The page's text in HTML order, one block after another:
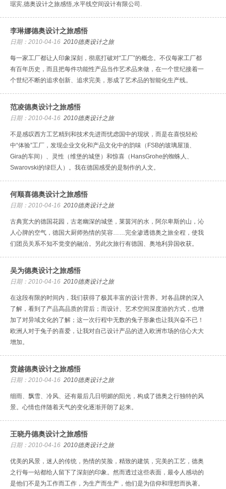
琚宾,德奥设计之旅感悟,水平线空间设计有限公司.
李琳娜德奥设计之旅感悟
日期：2010-04-16 2010德奥设计之旅
每一家工厂都让人印象深刻，彻底打破对“工厂”的概念。不仅每家工厂都
有百年历史，而且把每件功能性产品当作艺术品来做，在一个世纪接着一
个世纪不断的追求创新、追求完美，形成了艺术品的智能化生产线。
范凌德奥设计之旅感悟
日期：2010-04-16 2010德奥设计之旅
不是感叹西方工艺精到和技术先进而忧虑国中的现状，而是在喜悦轻松
中“体验”工厂，发现企业文化和产品文化中的韵味（FSB的玻璃屋顶、
Gira的车间）、灵性（维堡的城堡）和惊喜（HansGrohe的蜘蛛人、
Swarovski的绿巨人）。我在德国感受的是制作的人文。
何顺喜德奥设计之旅感悟
日期：2010-04-16 2010德奥设计之旅
古典宽大的德国花园，古老幽深的城堡，莱茵河的水，阿尔卑斯的山，沁
人心脾的空气，德国大厨师热情的笑容……完全渗透德奥之旅全程，使我
们团员关系不知不觉变的融洽。另此次旅行有德国、奥地利异国收获。
吴为德奥设计之旅感悟
日期：2010-04-16 2010德奥设计之旅
在这段有限的时间内，我们获得了极其丰富的设计营养。对各品牌的深入
了解，看到了产品高品质的背后；而设计、艺术空间深度游的方式，也增
加了对异域文化的了解；这一次行程中无数的兔子形象也让我兴奋不已！
欧洲人对于兔子的喜爱，让我对自己设计产品的进入欧洲市场的信心大大
增加。
贲越德奥设计之旅感悟
日期：2010-04-16 2010德奥设计之旅
细雨、飘雪、冷风、还有最后几日明媚的阳光，构成了德奥之行独特的风
景。心情也伴随着天气的变化逐渐开朗了起来。
王晓丹德奥设计之旅感悟
日期：2010-04-16 2010德奥设计之旅
优美的风景，迷人的传统，热情的笑脸，精致的建筑，完美的工艺，德奥
之行每一站都给人留下了深刻的印象。然而透过这些表面，最令人感动的
是他们不是为工作而工作，为生产而生产，他们是为信仰和理想而执著。